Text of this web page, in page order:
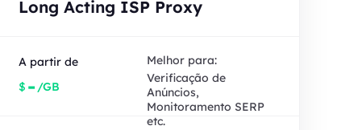
Long Acting ISP Proxy
A partir de
$ -/GB
Melhor para:
Verificação de
Anúncios,
Monitoramento SERP
etc.